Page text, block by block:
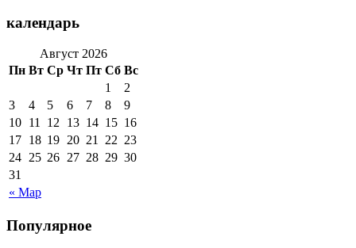
календарь
Август 2026
Пн Вт Ср Чт Пт Сб Вс
« Мар
1
2
3
4 5 6 7 8
9
10 11 12 13 14 15 16
17 18 19 20 21 22 23
24 25 26 27 28 29 30
31
Популярное